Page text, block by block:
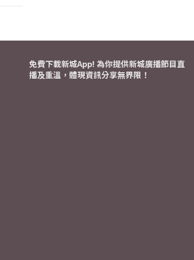
免費下載新城App! 為你提供新城廣播節目直
播及重溫，體現資訊分享無界限！